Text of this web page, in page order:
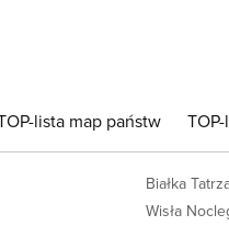
lista map państw
Białka
Wisła